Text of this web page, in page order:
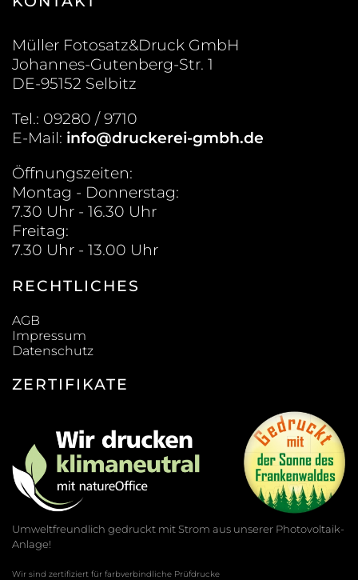
Müller Fotosatz&Druck GmbH
Johannes-Gutenberg-Str. 1
DE-95152 Selbitz
Tel.: 09280 / 9710
E-Mail: info@druckerei-gmbh.de
Öffnungszeiten:
Montag - Donnerstag:
7.30 Uhr - 16.30 Uhr
Freitag:
7.30 Uhr - 13.00 Uhr
RECHTLICHES
AGB
Impressum
Datenschutz
ZERTIFIKATE
Umweltfreundlich gedruckt mit Strom aus unserer Photovoltaik-
Anlage!
Wir sind zertifiziert für farbverbindliche Prüfdrucke